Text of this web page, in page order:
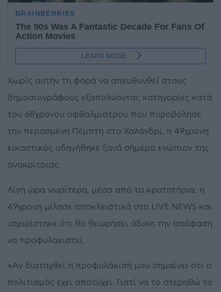
Χωρίς αυτήν τη φορά να απευθυνθεί στους
δημοσιογράφους εξαπολύοντας κατηγορίες κατά
του 68χρονου οφθαλμίατρου που πυροβόλησε
την περασμένη Πέμπτη στο Χαλάνδρι, η 49χρονη
εικαστικός οδηγήθηκε ξανά σήμερα ενώπιον της
ανακρίτριας.
Λίγη ώρα νωρίτερα, μέσα από τα κρατητήρια, η
49χρονη μίλησε αποκλειστικά στο LIVE NEWS και
ισχυρίστηκε ότι θα θεωρήσει άδικη την απόφαση
να προφυλακιστεί.
«Αν διαταχθεί η προφυλάκισή μου σημαίνει ότι ο
πολιτισμός έχει αποτύχει. Γιατί να το στερηθώ το